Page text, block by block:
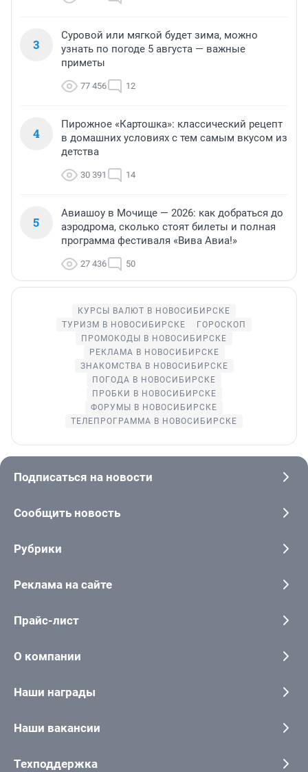
3
Суровой или мягкой будет зима, можно
узнать по погоде 5 августа — важные
приметы
77 456 12
4
Пирожное «Картошка»: классический рецепт
в домашних условиях с тем самым вкусом из
детства
30 391 14
5
Авиашоу в Мочище — 2026: как добраться до
аэродрома, сколько стоят билеты и полная
программа фестиваля «Вива Авиа!»
27 436 50
КУРСЫ ВАЛЮТ В НОВОСИБИРСКЕ
ТУРИЗМ В НОВОСИБИРСКЕ
ГОРОСКОП
ПРОМОКОДЫ В НОВОСИБИРСКЕ
РЕКЛАМА В НОВОСИБИРСКЕ
ЗНАКОМСТВА В НОВОСИБИРСКЕ
ПОГОДА В НОВОСИБИРСКЕ
ПРОБКИ В НОВОСИБИРСКЕ
ФОРУМЫ В НОВОСИБИРСКЕ
ТЕЛЕПРОГРАММА В НОВОСИБИРСКЕ
Подписаться на новости
Сообщить новость
Рубрики
Реклама на сайте
Прайс-лист
О компании
Наши награды
Наши вакансии
Техподдержка